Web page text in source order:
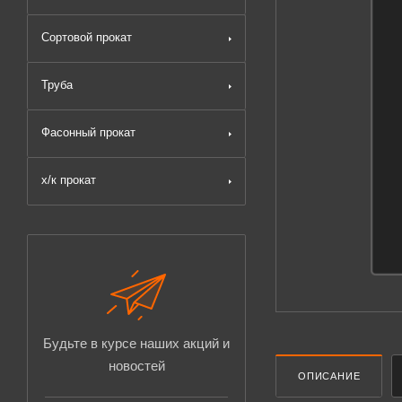
ОПИСАНИЕ
Сортовой прокат
Труба
Фасонный прокат
х/к прокат
Будьте в курсе наших акций и
новостей